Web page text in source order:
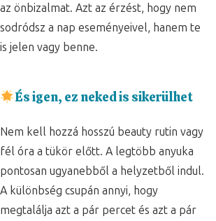
az önbizalmat. Azt az érzést, hogy nem
sodródsz a nap eseményeivel, hanem te
is jelen vagy benne.
És igen, ez neked is sikerülhet
Nem kell hozzá hosszú beauty rutin vagy
fél óra a tükör előtt. A legtöbb anyuka
pontosan ugyanebből a helyzetből indul.
A különbség csupán annyi, hogy
megtalálja azt a pár percet és azt a pár